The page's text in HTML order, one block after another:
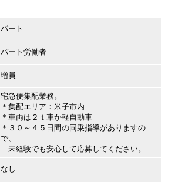
パート
パート労働者
増員
宅急便集配業務。
＊集配エリア：米子市内
＊車両は２ｔ車か軽自動車
＊３０～４５日間の同乗指導がありますの
で、
未経験でも安心して応募してください。
なし